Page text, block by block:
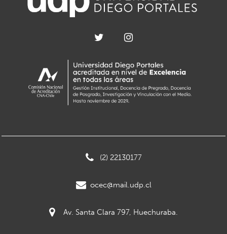
(2) 22130177
ocec@mail.udp.cl
Av. Santa Clara 797, Huechuraba.